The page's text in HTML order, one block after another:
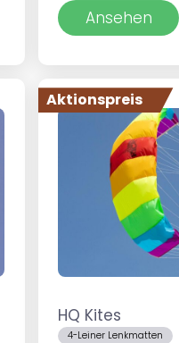
war:
Ansehen
Aktionspreis
HQ Kites
4-Leiner Lenkmatten